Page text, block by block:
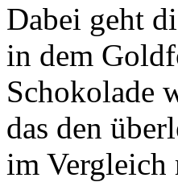
Dabei geht
in dem
Schokolade
das den
im Vergleich